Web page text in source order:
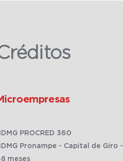
PROCRED 360
Pronampe - Capital de Giro -
meses